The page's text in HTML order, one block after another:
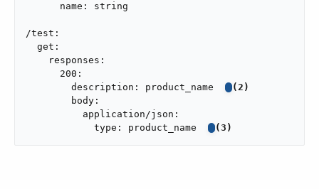
      name: string
/test:
  get:
    responses:
      200:
        description: product_name
(2)
        body:
          application/json:
            type: product_name
(3)